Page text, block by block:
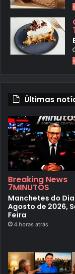
Últimas
Breaking News
7MINUTOS
Manchetes do
Agosto de 2026,
Feira
4 horas atrás